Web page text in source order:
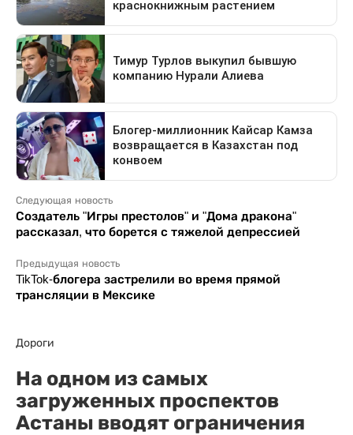
Следующая новость
Создатель "Игры престолов" и "Дома дракона"
рассказал, что борется с тяжелой депрессией
Предыдущая новость
TikTok-блогера застрелили во время прямой
трансляции в Мексике
Дороги
На одном из самых
загруженных проспектов
Астаны вводят ограничения